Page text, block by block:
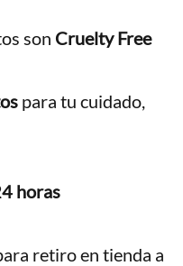
son Cruelty Free
para tu cuidado,
horas
retiro en tienda a